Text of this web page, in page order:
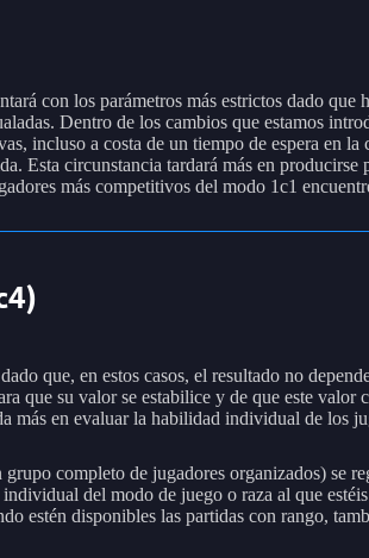
con los parámetros más estrictos dado
Dentro de los cambios que estamos
incluso a costa de un tiempo de espera
Esta circunstancia tardará más en
más competitivos del modo 1c1
que, en estos casos, el resultado no
que su valor se estabilice y de que este
más en evaluar la habilidad individual de los
completo de jugadores organizados)
del modo de juego o raza al que
estén disponibles las partidas con rango,